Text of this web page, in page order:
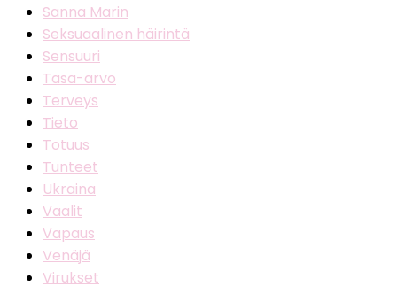
Sanna Marin
Seksuaalinen häirintä
Sensuuri
Tasa-arvo
Terveys
Tieto
Totuus
Tunteet
Ukraina
Vaalit
Vapaus
Venäjä
Virukset